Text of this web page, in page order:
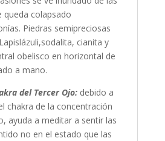
queda colapsado
Piedras semipreciosas
cianita y
obelisco en horizontal de
a mano.
del Tercer Ojo: debido a
chakra de la concentración
ayuda a meditar a sentir las
no en el estado que las